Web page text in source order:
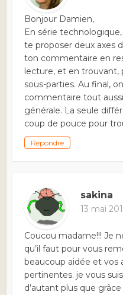
Bonjour Damien,
En série
te proposer deux axes
ton commentaire en
lecture, et en trouvant,
sous-parties. Au final,
commentaire tout
générale. La seule
coup de pouce pour
Répondre
sakina
13 mai
Coucou madame!!! Je
qu’il faut pour vous
beaucoup aidée et vos
pertinentes. je vous
d’autant plus que